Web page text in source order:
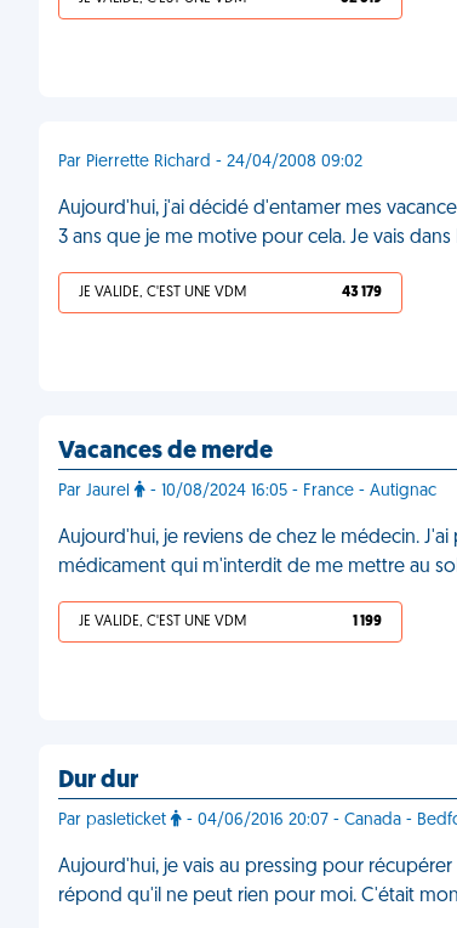
Par Pierrette Richard - 24/04/2008 09:02
Aujourd'hui, j'ai décidé d'entamer mes
3 ans que je me motive pour cela. Je vais
JE VALIDE, C'EST UNE VDM 43 179
Vacances de merde
Par Jaurel - 10/08/2024 16:05 - France - Autignac
Aujourd'hui, je reviens de chez le médecin.
médicament qui m'interdit de me mettre au
JE VALIDE, C'EST UNE VDM 1 199
Dur dur
Par pasleticket - 04/06/2016 20:07 - Canada -
Aujourd'hui, je vais au pressing pour
répond qu'il ne peut rien pour moi. C'était